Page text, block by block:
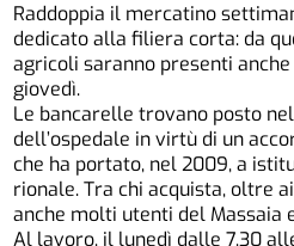
Raddoppia il mercatino
dedicato alla filiera corta: da
agricoli saranno presenti
giovedì.
Le bancarelle trovano posto
dell’ospedale in virtù di un
che ha portato, nel 2009, a
rionale. Tra chi acquista, oltre
anche molti utenti del Massaia
Al lavoro, il lunedì dalle 7,30